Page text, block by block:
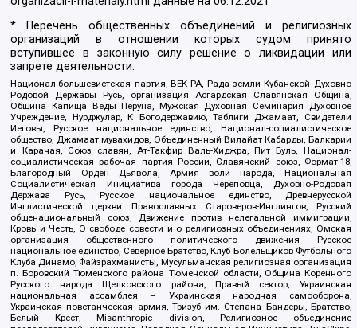
* Перечень общественных объединений и религиозных
организаций в отношении которых судом принято
вступившее в законную силу решение о ликвидации или
запрете деятельности:
Национал-большевистская партия, ВЕК РА, Рада земли Кубанской Духовно
Родовой Державы Русь, организация Асгардская Славянская Община,
Община Капища Веды Перуна, Мужская Духовная Семинария Духовное
Учреждение, Нурджулар, К Богодержавию, Таблиги Джамаат, Свидетели
Иеговы, Русское национальное единство, Национал-социалистическое
общество, Джамаат мувахидов, Объединенный Вилайат Кабарды, Балкарии
и Карачая, Союз славян, Ат-Такфир Валь-Хиджра, Пит Буль, Национал-
социалистическая рабочая партия России, Славянский союз, Формат-18,
Благородный Орден Дьявола, Армия воли народа, Национальная
Социалистическая Инициатива города Череповца, Духовно-Родовая
Держава Русь, Русское национальное единство, Древнерусской
Инглистической церкви Православных Староверов-Инглингов, Русский
общенациональный союз, Движение против нелегальной иммиграции,
Кровь и Честь, О свободе совести и о религиозных объединениях, Омская
организация общественного политического движения Русское
национальное единство, Северное Братство, Клуб Болельщиков Футбольного
Клуба Динамо, Файзрахманисты, Мусульманская религиозная организация
п. Боровский Тюменского района Тюменской области, Община Коренного
Русского народа Щелковского района, Правый сектор, Украинская
национальная ассамблея – Украинская народная самооборона,
Украинская повстанческая армия, Тризуб им. Степана Бандеры, Братство,
Белый Крест, Misanthropic division, Религиозное объединение